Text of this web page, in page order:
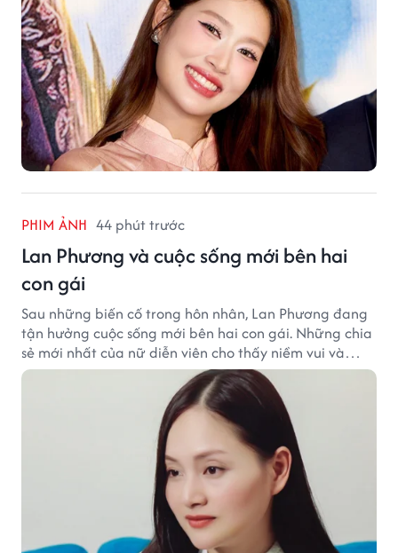
PHIM ẢNH 44 phút trước
Lan Phương và cuộc sống mới bên hai
con gái
Sau những biến cố trong hôn nhân, Lan Phương đang
tận hưởng cuộc sống mới bên hai con gái. Những chia
sẻ mới nhất của nữ diễn viên cho thấy niềm vui và
hạnh phúc hiện tại đến từ những điều bình dị mỗi